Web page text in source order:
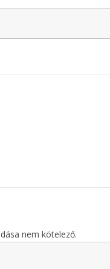
nem kötelező.